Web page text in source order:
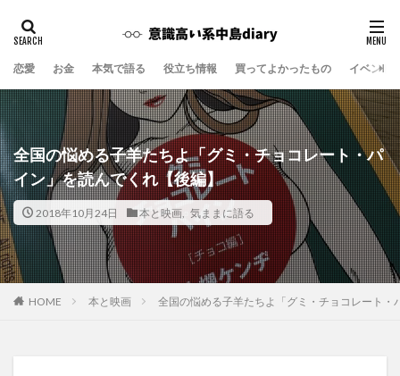
恋愛 お金 本気で語る 役立ち情報 買ってよかったもの イベント
全国の悩める子羊たちよ「グミ・チョコレート・パ
イン」を読んでくれ【後編】
2018年10月24日 本と映画 気ままに語る
HOME 本と映画 全国の悩める子羊たちよ「グミ・チョコレート・